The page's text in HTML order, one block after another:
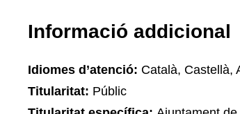
Informació addicional
Idiomes d’atenció: Català, Castellà,
Titularitat: Públic